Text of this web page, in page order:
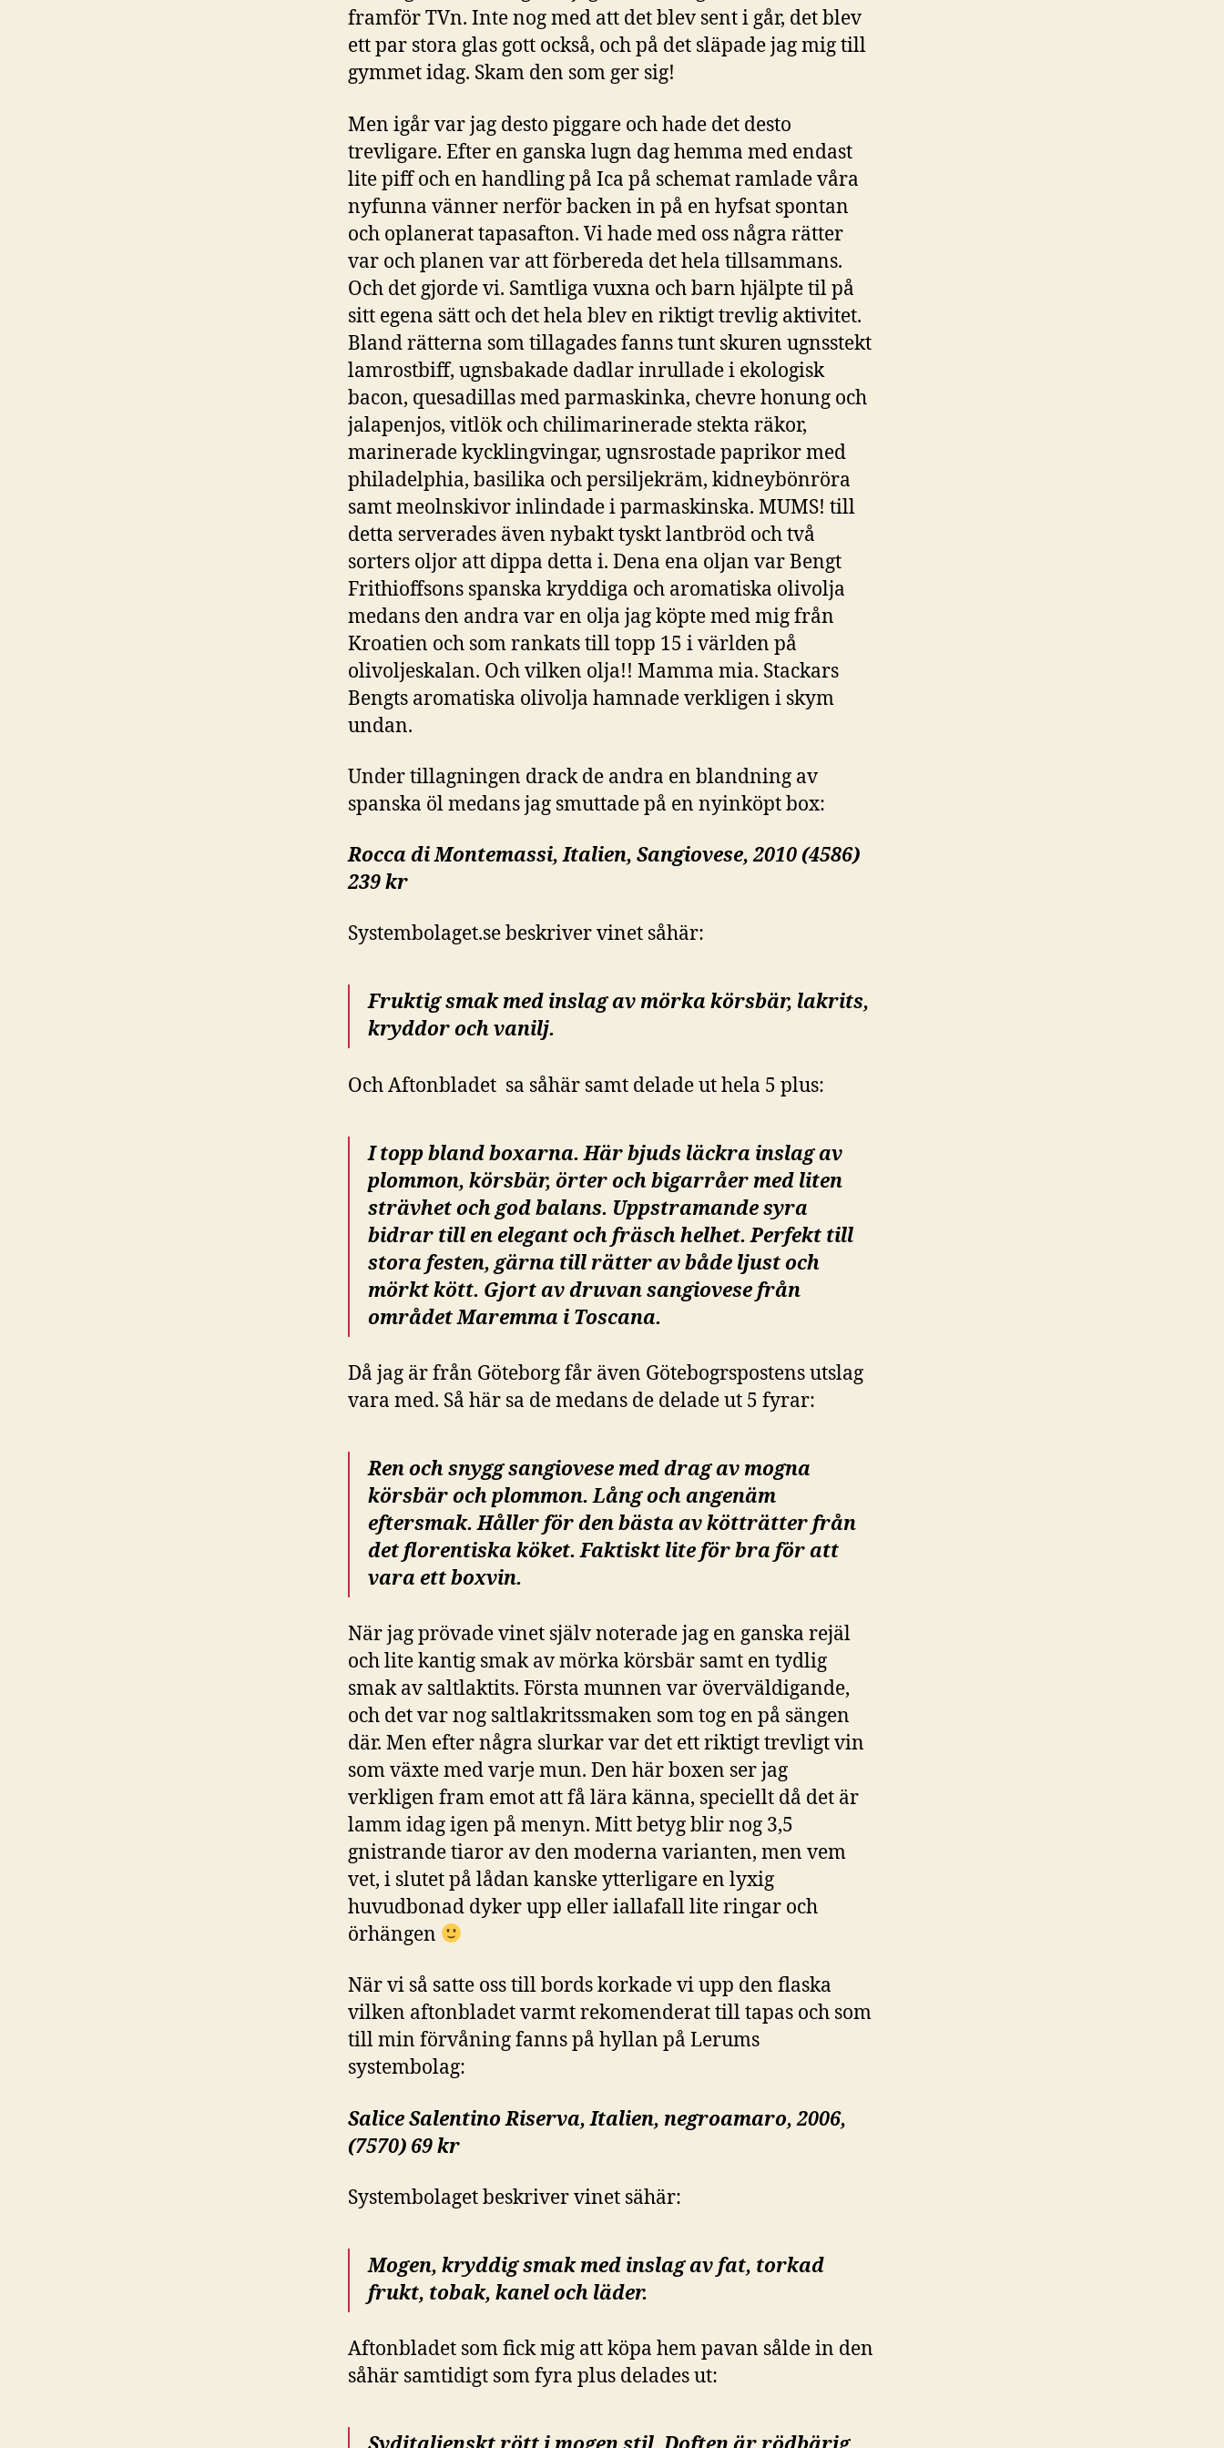
framför TVn. Inte nog med att det blev sent i går, det blev
ett par stora glas gott också, och på det släpade jag mig till
gymmet idag. Skam den som ger sig!
Men igår var jag desto piggare och hade det desto
trevligare. Efter en ganska lugn dag hemma med endast
lite piff och en handling på Ica på schemat ramlade våra
nyfunna vänner nerför backen in på en hyfsat spontan
och oplanerat tapasafton. Vi hade med oss några rätter
var och planen var att förbereda det hela tillsammans.
Och det gjorde vi. Samtliga vuxna och barn hjälpte til på
sitt egena sätt och det hela blev en riktigt trevlig aktivitet.
Bland rätterna som tillagades fanns tunt skuren ugnsstekt
lamrostbiff, ugnsbakade dadlar inrullade i ekologisk
bacon, quesadillas med parmaskinka, chevre honung och
jalapenjos, vitlök och chilimarinerade stekta räkor,
marinerade kycklingvingar, ugnsrostade paprikor med
philadelphia, basilika och persiljekräm, kidneybönröra
samt meolnskivor inlindade i parmaskinska. MUMS! till
detta serverades även nybakt tyskt lantbröd och två
sorters oljor att dippa detta i. Dena ena oljan var Bengt
Frithioffsons spanska kryddiga och aromatiska olivolja
medans den andra var en olja jag köpte med mig från
Kroatien och som rankats till topp 15 i världen på
olivoljeskalan. Och vilken olja!! Mamma mia. Stackars
Bengts aromatiska olivolja hamnade verkligen i skym
undan.
Under tillagningen drack de andra en blandning av
spanska öl medans jag smuttade på en nyinköpt box:
Rocca di Montemassi, Italien, Sangiovese, 2010 (4586)
239 kr
Systembolaget.se beskriver vinet såhär:
Fruktig smak med inslag av mörka körsbär, lakrits,
kryddor och vanilj.
Och Aftonbladet sa såhär samt delade ut hela 5 plus:
I topp bland boxarna. Här bjuds läckra inslag av
plommon, körsbär, örter och bigarråer med liten
strävhet och god balans. Uppstramande syra
bidrar till en elegant och fräsch helhet. Perfekt till
stora festen, gärna till rätter av både ljust och
mörkt kött. Gjort av druvan sangiovese från
området Maremma i Toscana.
Då jag är från Göteborg får även Götebogrspostens utslag
vara med. Så här sa de medans de delade ut 5 fyrar:
Ren och snygg sangiovese med drag av mogna
körsbär och plommon. Lång och angenäm
eftersmak. Håller för den bästa av kötträtter från
det florentiska köket. Faktiskt lite för bra för att
vara ett boxvin.
När jag prövade vinet själv noterade jag en ganska rejäl
och lite kantig smak av mörka körsbär samt en tydlig
smak av saltlaktits. Första munnen var överväldigande,
och det var nog saltlakritssmaken som tog en på sängen
där. Men efter några slurkar var det ett riktigt trevligt vin
som växte med varje mun. Den här boxen ser jag
verkligen fram emot att få lära känna, speciellt då det är
lamm idag igen på menyn. Mitt betyg blir nog 3,5
gnistrande tiaror av den moderna varianten, men vem
vet, i slutet på lådan kanske ytterligare en lyxig
huvudbonad dyker upp eller iallafall lite ringar och
örhängen
När vi så satte oss till bords korkade vi upp den flaska
vilken aftonbladet varmt rekomenderat till tapas och som
till min förvåning fanns på hyllan på Lerums
systembolag:
Salice Salentino Riserva, Italien, negroamaro, 2006,
(7570) 69 kr
Systembolaget beskriver vinet sähär:
Mogen, kryddig smak med inslag av fat, torkad
frukt, tobak, kanel och läder.
Aftonbladet som fick mig att köpa hem pavan sålde in den
såhär samtidigt som fyra plus delades ut: